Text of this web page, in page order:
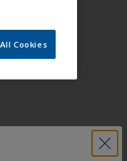
Cookies